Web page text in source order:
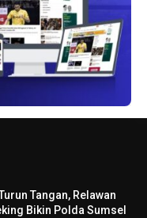
Tangan, Relawan
Bikin Polda Sumsel